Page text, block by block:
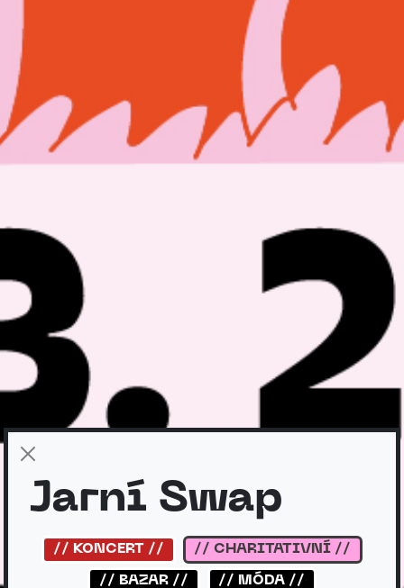
Jarní Swap
// KONCERT // // CHARITATIVNÍ //
// BAZAR // // MÓDA //